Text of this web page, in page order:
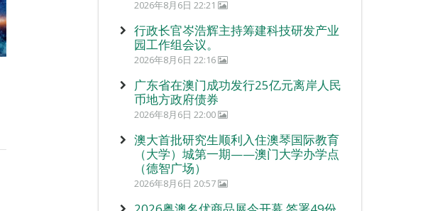
2026年8月6日 22:21
行政长官岑浩辉主持筹建科技研发产业
园工作组会议。
2026年8月6日 22:16
广东省在澳门成功发行25亿元离岸人民
币地方政府债券
2026年8月6日 22:00
澳大首批研究生顺利入住澳琴国际教育
（大学）城第一期——澳门大学办学点
（德智广场）
2026年8月6日 20:57